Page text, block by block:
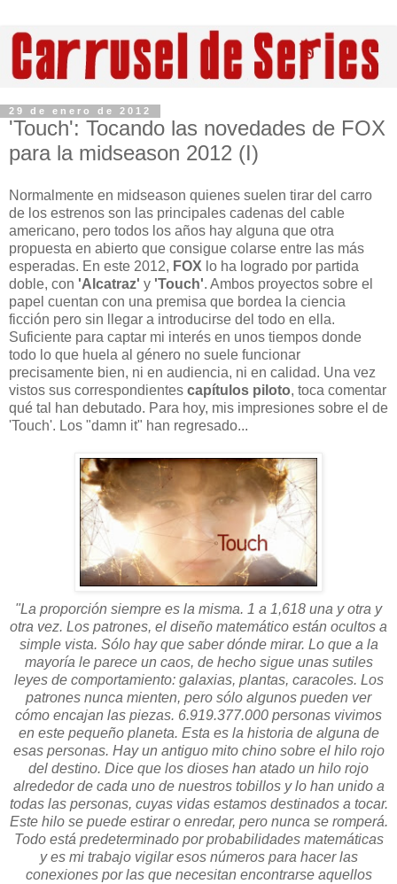
29 de enero de 2012
'Touch': Tocando las novedades de FOX
para la midseason 2012 (I)
Normalmente en midseason quienes suelen tirar del carro
de los estrenos son las principales cadenas del cable
americano, pero todos los años hay alguna que otra
propuesta en abierto que consigue colarse entre las más
esperadas. En este 2012, FOX lo ha logrado por partida
doble, con 'Alcatraz' y 'Touch'. Ambos proyectos sobre el
papel cuentan con una premisa que bordea la ciencia
ficción pero sin llegar a introducirse del todo en ella.
Suficiente para captar mi interés en unos tiempos donde
todo lo que huela al género no suele funcionar
precisamente bien, ni en audiencia, ni en calidad. Una vez
vistos sus correspondientes capítulos piloto, toca comentar
qué tal han debutado. Para hoy, mis impresiones sobre el de
'Touch'. Los "damn it" han regresado...
"La proporción siempre es la misma. 1 a 1,618 una y otra y
otra vez. Los patrones, el diseño matemático están ocultos a
simple vista. Sólo hay que saber dónde mirar. Lo que a la
mayoría le parece un caos, de hecho sigue unas sutiles
leyes de comportamiento: galaxias, plantas, caracoles. Los
patrones nunca mienten, pero sólo algunos pueden ver
cómo encajan las piezas. 6.919.377.000 personas vivimos
en este pequeño planeta. Esta es la historia de alguna de
esas personas. Hay un antiguo mito chino sobre el hilo rojo
del destino. Dice que los dioses han atado un hilo rojo
alrededor de cada uno de nuestros tobillos y lo han unido a
todas las personas, cuyas vidas estamos destinados a tocar.
Este hilo se puede estirar o enredar, pero nunca se romperá.
Todo está predeterminado por probabilidades matemáticas
y es mi trabajo vigilar esos números para hacer las
conexiones por las que necesitan encontrarse aquellos